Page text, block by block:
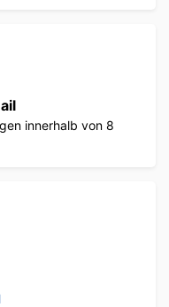
innerhalb von 8